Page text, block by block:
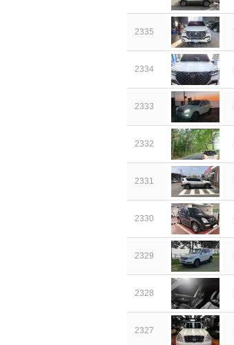
2335
2334
2333
2332
2331
2330
2329
2328
2327